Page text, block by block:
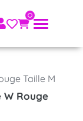
Taille M
Rouge